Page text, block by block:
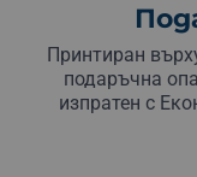
Принтиран
подаръчна
изпратен с